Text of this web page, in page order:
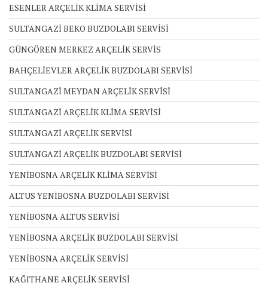
ESENLER ARÇELİK KLİMA SERVİSİ
SULTANGAZİ BEKO BUZDOLABI SERVİSİ
GÜNGÖREN MERKEZ ARÇELİK SERVİS
BAHÇELİEVLER ARÇELİK BUZDOLABI SERVİSİ
SULTANGAZİ MEYDAN ARÇELİK SERVİSİ
SULTANGAZİ ARÇELİK KLİMA SERVİSİ
SULTANGAZİ ARÇELİK SERVİSİ
SULTANGAZİ ARÇELİK BUZDOLABI SERVİSİ
YENİBOSNA ARÇELİK KLİMA SERVİSİ
ALTUS YENİBOSNA BUZDOLABI SERVİSİ
YENİBOSNA ALTUS SERVİSİ
YENİBOSNA ARÇELİK BUZDOLABI SERVİSİ
YENİBOSNA ARÇELİK SERVİSİ
KAĞITHANE ARÇELİK SERVİSİ